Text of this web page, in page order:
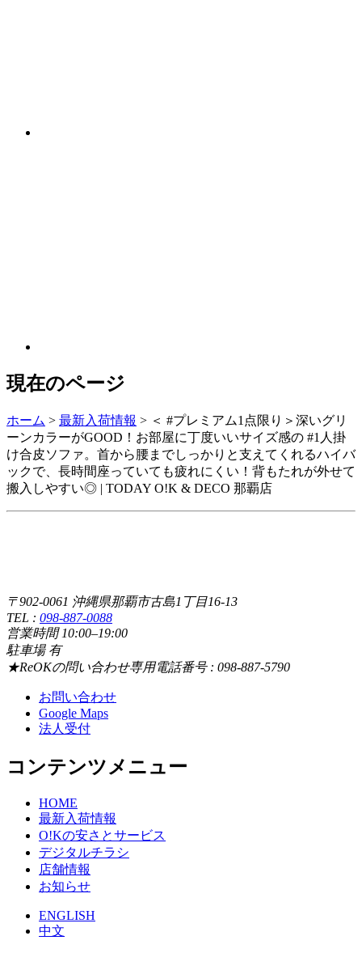
現在のページ
ホーム > 最新入荷情報 > ＜ #プレミアム1点限り＞深いグリ
ーンカラーがGOOD！お部屋に丁度いいサイズ感の #1人掛
け合皮ソファ。首から腰までしっかりと支えてくれるハイバ
ックで、長時間座っていても疲れにくい！背もたれが外せて
搬入しやすい◎ | TODAY O!K & DECO 那覇店
〒902-0061 沖縄県那覇市古島1丁目16-13
TEL : 098-887-0088
営業時間 10:00–19:00
駐車場 有
★ReOKの問い合わせ専用電話番号 : 098-887-5790
お問い合わせ
Google Maps
法人受付
コンテンツメニュー
HOME
最新入荷情報
O!Kの安さとサービス
デジタルチラシ
店舗情報
お知らせ
ENGLISH
中文